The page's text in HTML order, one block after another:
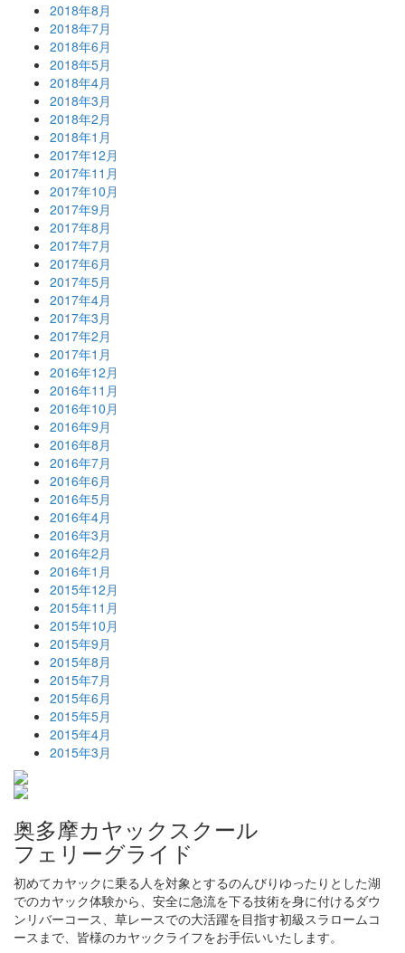
2018年8月
2018年7月
2018年6月
2018年5月
2018年4月
2018年3月
2018年2月
2018年1月
2017年12月
2017年11月
2017年10月
2017年9月
2017年8月
2017年7月
2017年6月
2017年5月
2017年4月
2017年3月
2017年2月
2017年1月
2016年12月
2016年11月
2016年10月
2016年9月
2016年8月
2016年7月
2016年6月
2016年5月
2016年4月
2016年3月
2016年2月
2016年1月
2015年12月
2015年11月
2015年10月
2015年9月
2015年8月
2015年7月
2015年6月
2015年5月
2015年4月
2015年3月
奥多摩カヤックスクール
フェリーグライド
初めてカヤックに乗る人を対象とするのんびりゆったりとした湖
でのカヤック体験から、安全に急流を下る技術を身に付けるダウ
ンリバーコース、草レースでの大活躍を目指す初級スラロームコ
ースまで、皆様のカヤックライフをお手伝いいたします。